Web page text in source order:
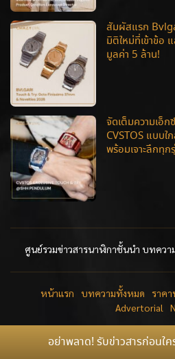
สัมผัสแรก
มิติใหม่ที่เข้าข้อ
มูลค่า 5 ล้าน!
จัดเต็มความเอ็
CVSTOS แบบ
พร้อมเจาะลึกทุก
ศูนย์รวมข่าวสารนาฬิกาชั้นนำ บทควา
หน้าแรก บทความทั้งหมด ราค
Advertorial
อย่าพลาด! รับข่าวสารก่อนใค